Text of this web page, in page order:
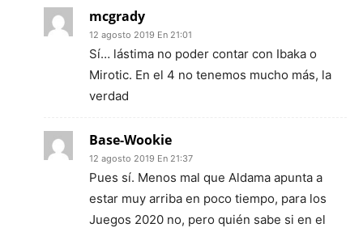
mcgrady
12 agosto 2019 En 21:01
Sí… lástima no poder contar con Ibaka o
Mirotic. En el 4 no tenemos mucho más, la
verdad
Base-Wookie
12 agosto 2019 En 21:37
Pues sí. Menos mal que Aldama apunta a
estar muy arriba en poco tiempo, para los
Juegos 2020 no, pero quién sabe si en el